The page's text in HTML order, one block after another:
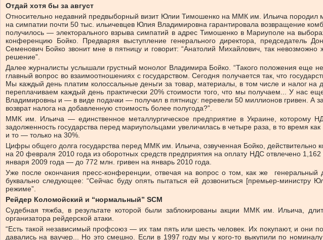
Отдай хотя бы за август
Относительно недавний предвыборный визит Юлии Тимошенко на ММК им. Ильича породил
на симпатии почти 50 тыс. ильичевцев Юлия Владимировна гарантировала возвращение
получилось — электорального взрыва симпатий в адрес Тимошенко в Мариуполе на
конференцию Бойко. Предваряя выступление генерального директора, председатель
Семенович Бойко звонит мне в пятницу и говорит: “Анатолий Михайлович, так
решение”.
Далее журналисты услышали грустный монолог Владимира Бойко. “Такого положения
главный вопрос во взаимоотношениях с государством. Сегодня получается так, что
Мы каждый день платим колоссальные деньги за товар, материалы, в том числе и налог на
переплачиваем каждый день практически 20% стоимости того, что мы получаем... У нас
Владимировны и — в виде подачки — получил в пятницу: перевели 50 миллионов гривен. А
возврат налога на добавленную стоимость более полугода?”.
ММК им. Ильича — единственное металлургическое предприятие в Украине, которому
задолженность государства перед мариупольцами увеличилась в четыре раза, в то время
и то — только на 30%.
Цифры общего долга государства перед ММК им. Ильича, озвученная Бойко, действительно
на 20 февраля 2010 года из оборотных средств предприятия на оплату НДС отвлечено
января 2009 года — до 772 млн. гривен на январь 2010 года.
Уже после окончания пресс-конференции, отвечая на вопрос о том, как же
буквально следующее: “Сейчас буду опять пытаться ей дозвониться [премьер-
режиме”.
Рейдер Коломойский и “нормальный” SCM
Судебная тяжба, в результате которой были заблокированы акции ММК им. Ильича,
организатора рейдерской атаки.
“Есть такой независимый профсоюз — их там пять или шесть человек. Их покупают, и они
давались на ваучер... Но это смешно. Если в 1997 году мы у кого-то выкупили по